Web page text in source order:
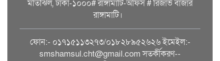
মতিঝিল, ঢাকা-১০০০# রাঙ্গামাটি-অফিস # রিজার্ভ বাজার
রাঙ্গামাটি।
ফোন:- ০১৭১৫১১৩২৭৩/০১৮২৮৯৫২৬২৬ ইমেইল:-
smshamsul.cht@gmail.com সতর্কীকরণ--